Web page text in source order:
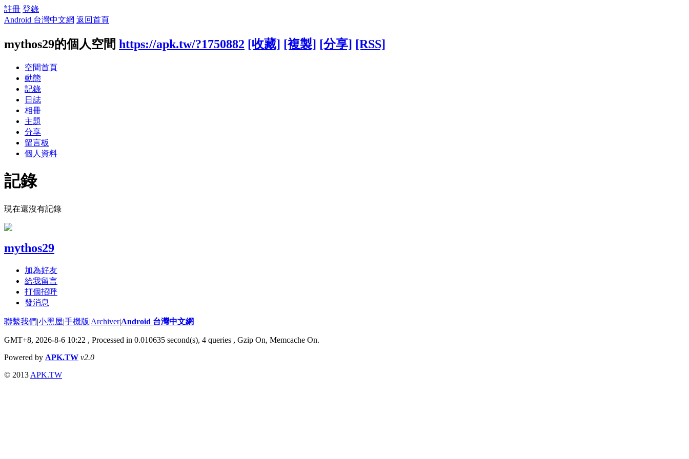
註冊 登錄
Android 台灣中文網 返回首頁
mythos29的個人空間 https://apk.tw/?1750882 [收藏] [複製] [分享] [RSS]
空間首頁
動態
記錄
日誌
相冊
主題
分享
留言板
個人資料
記錄
現在還沒有記錄
mythos29
加為好友
給我留言
打個招呼
發消息
聯繫我們|小黑屋|手機版|Archiver|Android 台灣中文網
GMT+8, 2026-8-6 10:22 , Processed in 0.010635 second(s), 4 queries , Gzip On, Memcache On.
Powered by APK.TW v2.0
© 2013 APK.TW